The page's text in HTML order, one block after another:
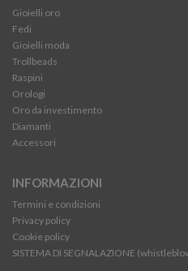
Gioielli oro
Fedi
Gioielli moda
Trollbeads
Raspini
Orologi
Oro da investimento
Diamanti
Accessori
INFORMAZIONI
Termini e condizioni
Privacy policy
Cookie policy
SISTEMA DI SEGNALAZIONE